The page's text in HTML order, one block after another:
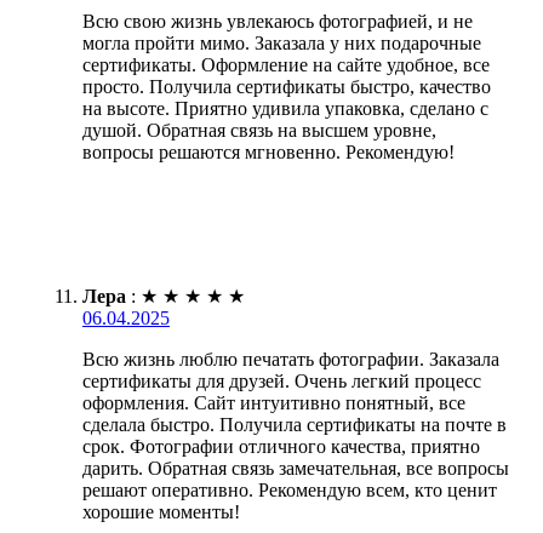
Всю свою жизнь увлекаюсь фотографией, и не
могла пройти мимо. Заказала у них подарочные
сертификаты. Оформление на сайте удобное, все
просто. Получила сертификаты быстро, качество
на высоте. Приятно удивила упаковка, сделано с
душой. Обратная связь на высшем уровне,
вопросы решаются мгновенно. Рекомендую!
Лера : ★ ★ ★ ★ ★
06.04.2025
Всю жизнь люблю печатать фотографии. Заказала
сертификаты для друзей. Очень легкий процесс
оформления. Сайт интуитивно понятный, все
сделала быстро. Получила сертификаты на почте в
срок. Фотографии отличного качества, приятно
дарить. Обратная связь замечательная, все вопросы
решают оперативно. Рекомендую всем, кто ценит
хорошие моменты!